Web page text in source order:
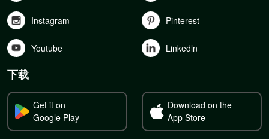
Instagram Pinterest
Youtube Linkedln
下载
Get it on
Google Play
Download on the
App Store